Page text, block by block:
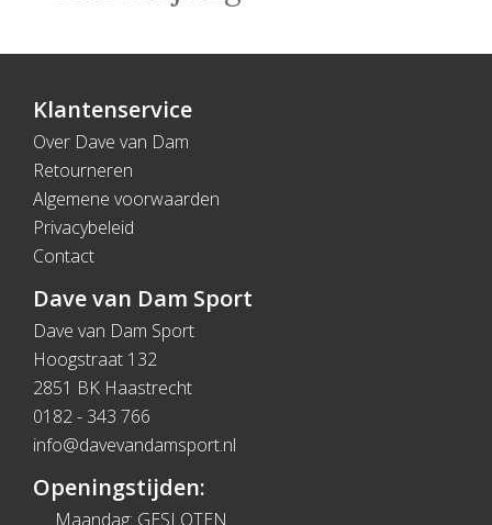
Klantenservice
Over Dave van Dam
Retourneren
Algemene voorwaarden
Privacybeleid
Contact
Dave van Dam Sport
Dave van Dam Sport
Hoogstraat 132
2851 BK Haastrecht
0182 - 343 766
info@davevandamsport.nl
Openingstijden:
Maandag: GESLOTEN